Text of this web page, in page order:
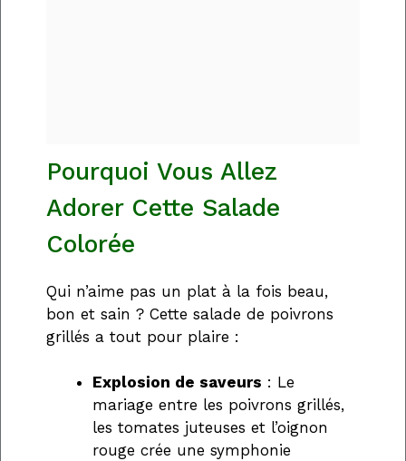
Pourquoi Vous Allez
Adorer Cette Salade
Colorée
Qui n’aime pas un plat à la fois beau,
bon et sain ? Cette salade de poivrons
grillés a tout pour plaire :
Explosion de saveurs : Le
mariage entre les poivrons grillés,
les tomates juteuses et l’oignon
rouge crée une symphonie